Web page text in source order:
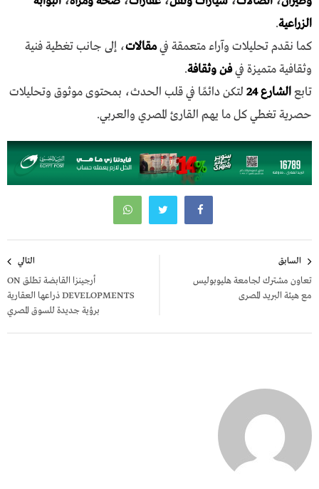
الزراعية.
كما نقدم تحليلات وآراء متعمقة فيمقالات، إلى جانب تغطية فنية
وثقافية متميزة فيفن وثقافة.
تابعالشارع 24
لتكن دائمًا في قلب الحدث، بمحتوى موثوق وتحليلات
حصرية تغطي كل ما يهم القارئ المصري والعربي.
المقالات
السابق
تعاون مشترك لجامعة هليوبوليس
مع هيئة البريد المصرى
التالي
أرجينزا القابضة تطلق ON
DEVELOPMENTS ذراعها العقارية
برؤية جديدة للسوق المصري